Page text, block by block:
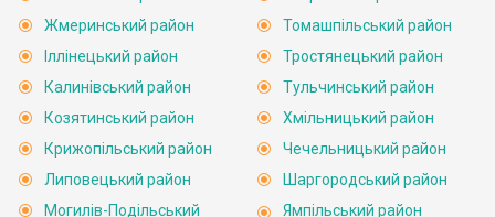
Жмеринський район
Іллінецький район
Калинівський район
Козятинський район
Крижопільський район
Липовецький район
Могилів-Подільський
Томашпільський район
Тростянецький район
Тульчинський район
Хмільницький район
Чечельницький район
Шаргородський район
Ямпільський район